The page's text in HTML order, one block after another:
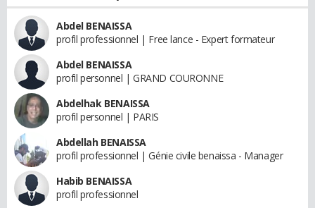
Abdel BENAISSA
profil professionnel | Free lance - Expert formateur
Abdel BENAISSA
profil personnel | GRAND COURONNE
Abdelhak BENAISSA
profil personnel | PARIS
Abdellah BENAISSA
profil professionnel | Génie civile benaissa - Manager
Habib BENAISSA
profil professionnel